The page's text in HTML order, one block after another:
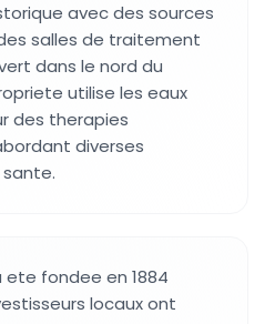
avec des sources
salles de traitement
dans le nord du
utilise les eaux
des therapies
diverses
ete fondee en 1884
locaux ont